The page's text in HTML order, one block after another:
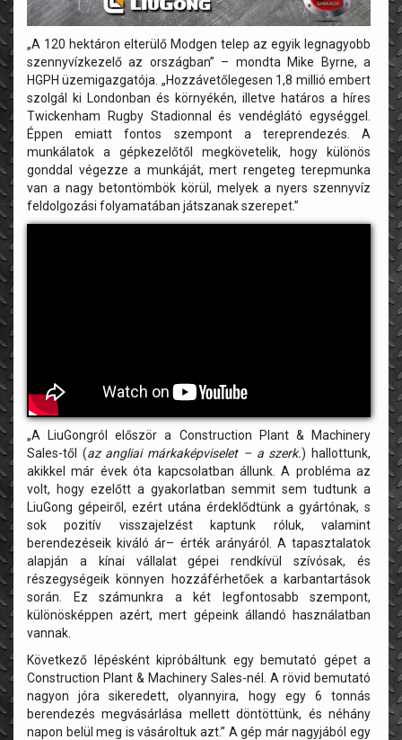
„A 120 hektáron elterülő Modgen telep az egyik legnagyobb
szennyvízkezelő az országban” – mondta Mike Byrne, a
HGPH üzemigazgatója. „Hozzávetőlegesen 1,8 millió embert
szolgál ki Londonban és környékén, illetve határos a híres
Twickenham Rugby Stadionnal és vendéglátó egységgel.
Éppen emiatt fontos szempont a tereprendezés. A
munkálatok a gépkezelőtől megkövetelik, hogy különös
gonddal végezze a munkáját, mert rengeteg terepmunka
van a nagy betontömbök körül, melyek a nyers szennyvíz
feldolgozási folyamatában játszanak szerepet.”
„A LiuGongról először a Construction Plant & Machinery
Sales-től (az angliai márkaképviselet – a szerk.) hallottunk,
akikkel már évek óta kapcsolatban állunk. A probléma az
volt, hogy ezelőtt a gyakorlatban semmit sem tudtunk a
LiuGong gépeiről, ezért utána érdeklődtünk a gyártónak, s
sok pozitív visszajelzést kaptunk róluk, valamint
berendezéseik kiváló ár– érték arányáról. A tapasztalatok
alapján a kínai vállalat gépei rendkívül szívósak, és
részegységeik könnyen hozzáférhetőek a karbantartások
során. Ez számunkra a két legfontosabb szempont,
különösképpen azért, mert gépeink állandó használatban
vannak.
Következő lépésként kipróbáltunk egy bemutató gépet a
Construction Plant & Machinery Sales-nél. A rövid bemutató
nagyon jóra sikeredett, olyannyira, hogy egy 6 tonnás
berendezés megvásárlása mellett döntöttünk, és néhány
napon belül meg is vásároltuk azt.” A gép már nagyjából egy